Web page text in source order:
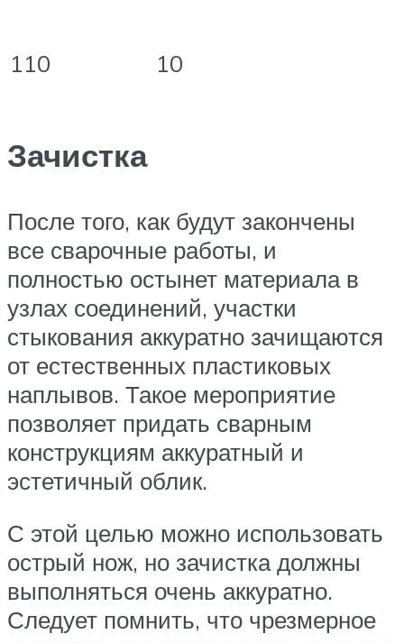
110 10
Зачистка
После того, как будут закончены
все сварочные работы, и
полностью остынет материала в
узлах соединений, участки
стыкования аккуратно зачищаются
от естественных пластиковых
наплывов. Такое мероприятие
позволяет придать сварным
конструкциям аккуратный и
эстетичный облик.
С этой целью можно использовать
острый нож, но зачистка должны
выполняться очень аккуратно.
Следует помнить, что чрезмерное